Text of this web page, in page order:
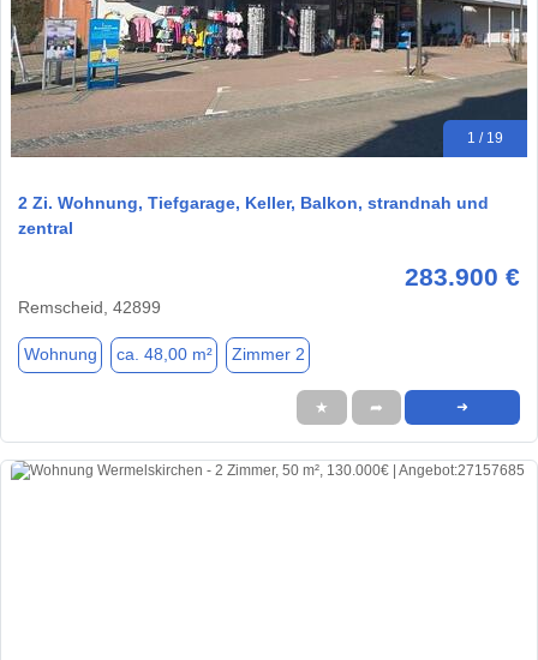
1 / 19
2 Zi. Wohnung, Tiefgarage, Keller, Balkon, strandnah und
zentral
283.900 €
Remscheid, 42899
Wohnung ca. 48,00 m² Zimmer 2
★ ➦ ➜